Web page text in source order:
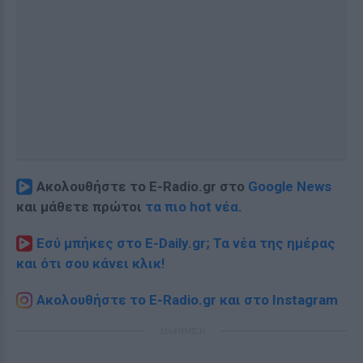
Ακολουθήστε το E-Radio.gr στο Google News
και μάθετε πρώτοι τα πιο hot νέα.
Εσύ μπήκες στο E-Daily.gr; Τα νέα της ημέρας
και ότι σου κάνει κλικ!
Ακολουθήστε το E-Radio.gr και στο Instagram